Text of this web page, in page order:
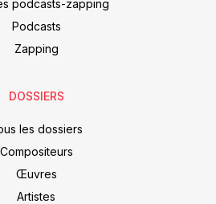
podcasts-zapping
Podcasts
Zapping
DOSSIERS
les dossiers
Compositeurs
Œuvres
Artistes